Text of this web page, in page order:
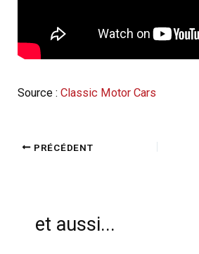
Source :Classic Motor Cars
PRÉCÉDENT
et aussi...